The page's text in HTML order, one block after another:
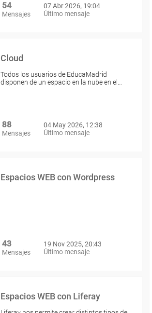
54
Mensajes
07 Abr 2026, 19:04
Último mensaje
Cloud
Todos los usuarios de EducaMadrid
disponen de un espacio en la nube en el…
88
Mensajes
04 May 2026, 12:38
Último mensaje
Espacios WEB con Wordpress
43
Mensajes
19 Nov 2025, 20:43
Último mensaje
Espacios WEB con Liferay